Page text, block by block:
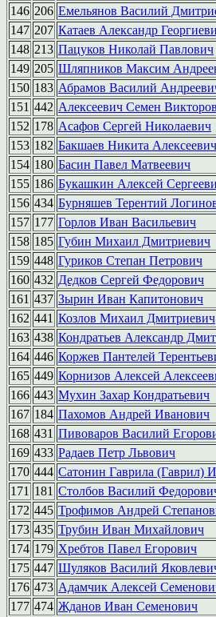
146 206 Емельянов Василий
147 207 Катаев Александр
148 213 Пацуков Николай Павлович
149 205 Шляпников Максим
150 183 Абрамов Василий
151 442 Алексеевич Семен
152 178 Асафов Сергей Николаевич
153 182 Бакшаев Никита Алексеевич
154 180 Басин Павел Матвеевич
155 186 Букашкин Алексей
156 434 Бурняшев Терентий
157 177 Горлов Иван Васильевич
158 185 Губин Михаил Дмитриевич
159 448 Гуриков Степан Петрович
160 432 Дедков Сергей Федорович
161 437 Зырин Иван Капитонович
162 441 Козлов Михаил Дмитриевич
163 438 Кондратьев Александр
164 446 Коржев Пантелей
165 449 Корнизов Алексей
166 443 Мухин Захар Кондратьевич
167 184 Пахомов Андрей Иванович
168 431 Пивоваров Василий
169 433 Радаев Петр Львович
170 444 Сатонин Гаврила (Гаврил)
171 181 Столбов Василий
172 445 Трофимов Андрей
173 435 Трубин Иван Михайлович
174 179 Хребтов Павел Егорович
175 447 Шуляков Василий
176 473 Адамчик Алексей
177 474 Жданов Иван Семенович